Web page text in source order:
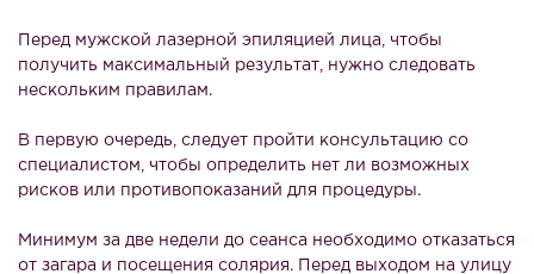
Перед мужской лазерной эпиляцией лица, чтобы
получить максимальный результат, нужно следовать
нескольким правилам.
В первую очередь, следует пройти консультацию со
специалистом, чтобы определить нет ли возможных
рисков или противопоказаний для процедуры.
Минимум за две недели до сеанса необходимо отказаться
от загара и посещения солярия. Перед выходом на улицу